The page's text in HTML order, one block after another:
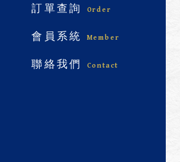
訂單查詢 Order
會員系統 Member
聯絡我們 Contact